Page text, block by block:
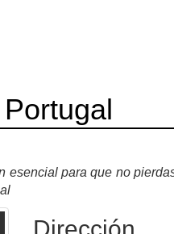
esencial para que no
Dirección